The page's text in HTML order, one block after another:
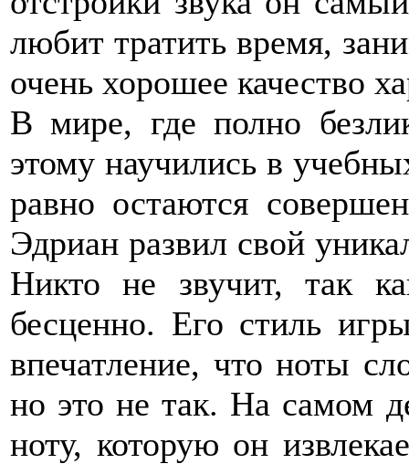
любит тратить время,
очень хорошее качество
В мире, где полно
этому научились в
равно остаются
Эдриан развил свой
Никто не звучит, так
бесценно. Его стиль
впечатление, что ноты
но это не так. На самом
ноту, которую он